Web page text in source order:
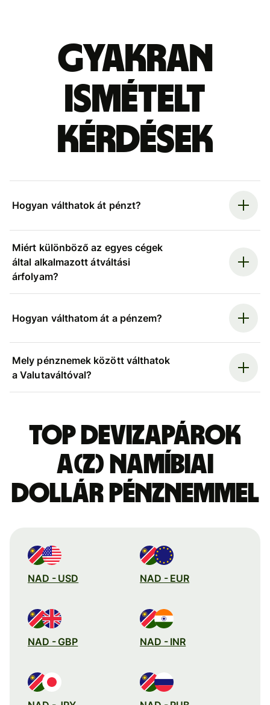
Gyakran
ismételt
kérdések
Hogyan válthatok át pénzt?
Miért különböző az egyes cégek
által alkalmazott átváltási
árfolyam?
Hogyan válthatom át a pénzem?
Mely pénznemek között válthatok
a Valutaváltóval?
Top devizapárok
a(z) namíbiai
dollár pénznemmel
NAD - USD NAD - EUR
NAD - GBP NAD - INR